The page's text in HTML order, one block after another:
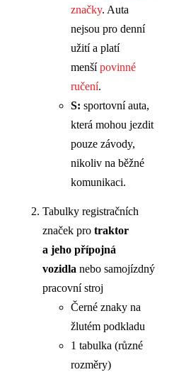
značky. Auta
nejsou pro denní
užití a platí
menšípovinné
ručení.
S: sportovní auta,
která mohou jezdit
pouze závody,
nikoliv na běžné
komunikaci.
Tabulky registračních
značek pro traktor
a jeho přípojná
vozidla nebo samojízdný
pracovní stroj
Černé znaky na
žlutém podkladu
1 tabulka (různé
rozměry)